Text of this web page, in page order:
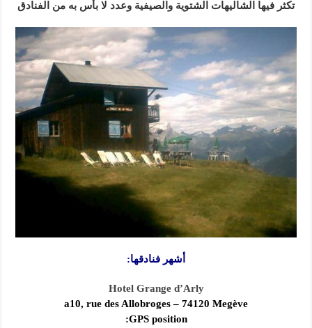
تكثر فيها الشاليهات الشتوية والصيفية وعدد لا بأس به من الفنادق
أشهر فنادقها:
Hotel Grange d’Arly
a10, rue des Allobroges – 74120 Megève
GPS position: